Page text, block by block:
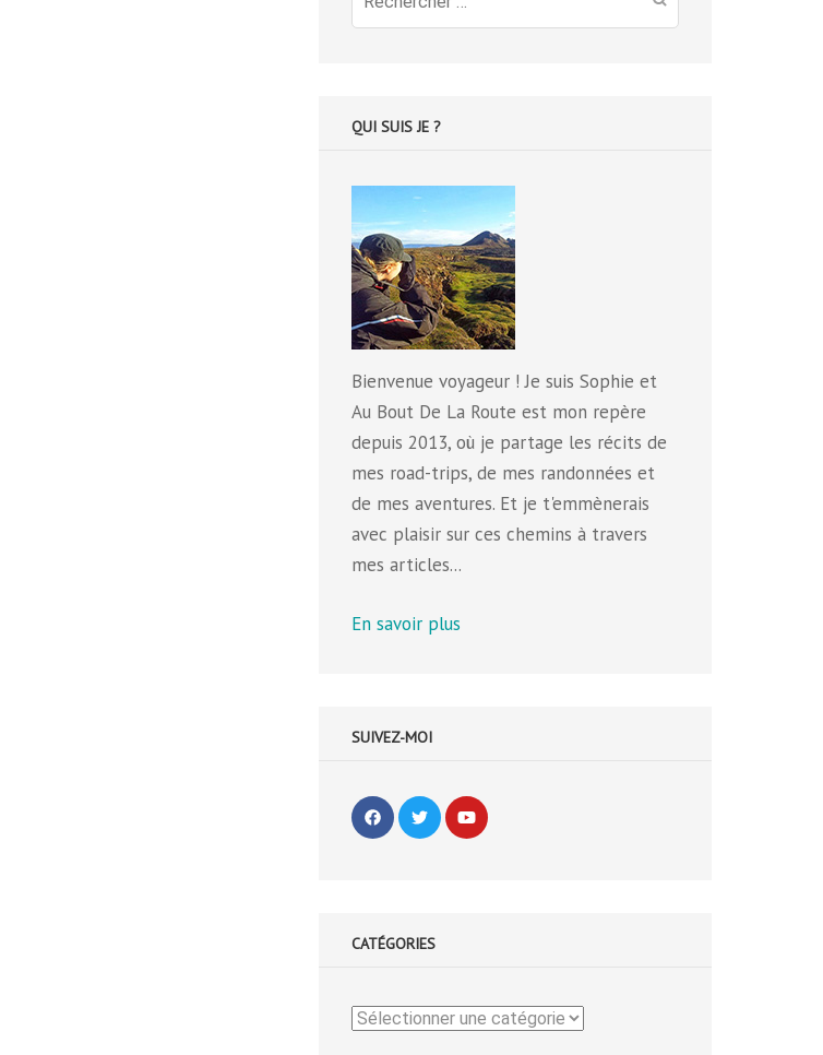
pour
QUI SUIS JE ?
Bienvenue voyageur ! Je suis Sophie et
Au Bout De La Route est mon repère
depuis 2013, où je partage les récits de
mes road-trips, de mes randonnées et
de mes aventures. Et je t'emmènerais
avec plaisir sur ces chemins à travers
mes articles...
En savoir plus
SUIVEZ-MOI
CATÉGORIES
Catégories